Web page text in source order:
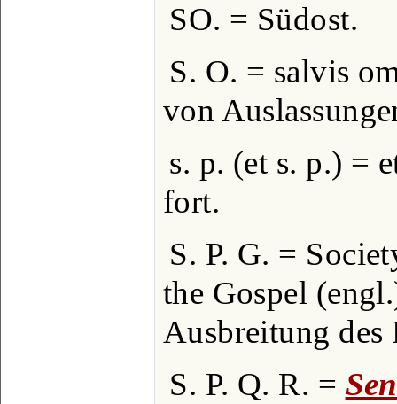
SO. = Südost.
S. O. = salvis
von
s. p. (et s. p.) =
fort.
S. P. G. =
the Gospel
Ausbreitung des
S. P. Q. R. =